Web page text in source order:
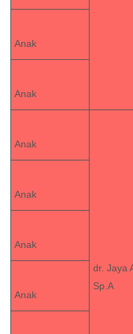
Anak
Anak
Anak
dr. Jaya
Sp.A
Anak
Anak
Anak